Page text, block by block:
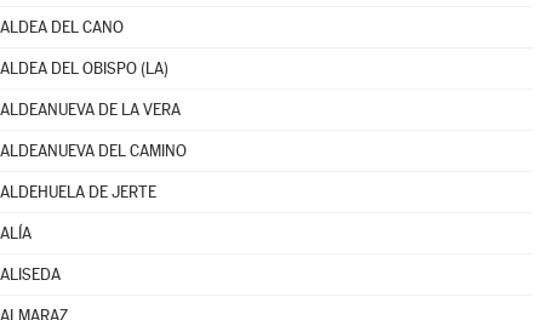
ALDEA DEL CANO
ALDEA DEL OBISPO (LA)
ALDEANUEVA DE LA VERA
ALDEANUEVA DEL CAMINO
ALDEHUELA DE JERTE
ALÍA
ALISEDA
ALMARAZ